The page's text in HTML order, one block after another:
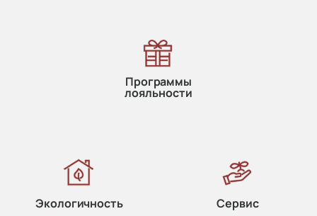
Программы
лояльности
Экологичность Сервис